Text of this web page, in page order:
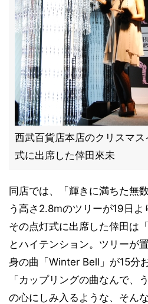
西武百貨店本店のクリスマ
式に出席した倖田來未
同店では、「輝きに満ちた無
う高さ2.8mのツリーが19日よ
その点灯式に出席した倖田は
とハイテンション。ツリーが
身の曲「Winter Bell」が15分
「カップリングの曲なんで、
の心にしみ入るような、そん